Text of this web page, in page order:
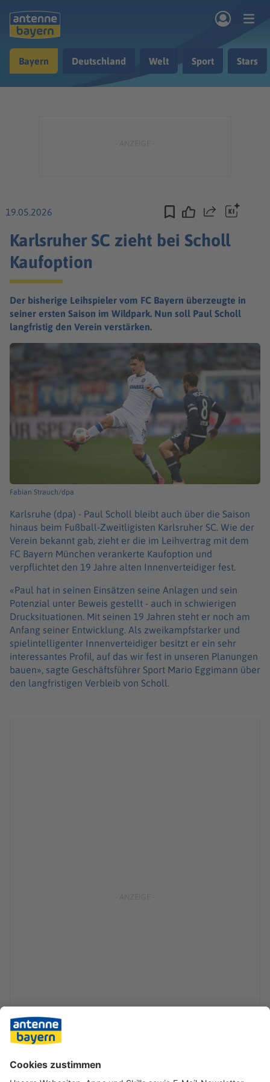
Musik & Radio
Bayern Deutschland Welt Sport Stars
19.05.2026 Teilen
Karlsruher SC zieht bei Scholl
Kaufoption
Der bisherige Leihspieler vom FC Bayern überzeugte in
seiner ersten Saison im Wildpark. Nun soll Paul Scholl
langfristig den Verein verstärken.
Fabian Strauch/dpa
Karlsruhe (dpa) - Paul Scholl bleibt auch über die Saison
hinaus beim Fußball-Zweitligisten Karlsruher SC. Wie der
Verein bekannt gab, zieht er die im Leihvertrag mit dem
FC Bayern München verankerte Kaufoption und
verpflichtet den 19 Jahre alten Innenverteidiger fest.
«Paul hat in seinen Einsätzen seine Anlagen und sein
Potenzial unter Beweis gestellt - auch in schwierigen
Drucksituationen. Mit seinen 19 Jahren steht er noch am
Anfang seiner Entwicklung. Als zweikampfstarker und
spielintelligenter Innenverteidiger besitzt er ein sehr
interessantes Profil, auf das wir fest in unseren Planungen
bauen», sagte Geschäftsführer Sport Mario Eggimann über
den langfristigen Verbleib von Scholl.